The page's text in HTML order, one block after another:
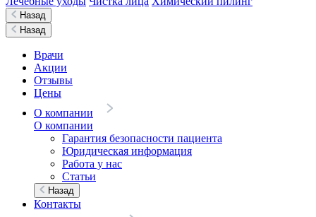
Назад
Назад
Врачи
Акции
Отзывы
Цены
О компании
О компании
Гарантия безопасности пациента
Юридическая информация
Работа у нас
Статьи
Назад
Контакты